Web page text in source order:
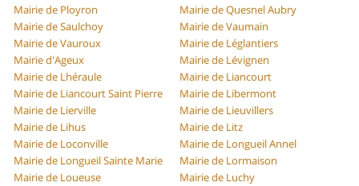
Mairie de Ployron
Mairie de Quesnel Aubry
Mairie de Saulchoy
Mairie de Vaumain
Mairie de Vauroux
Mairie de Léglantiers
Mairie d'Ageux
Mairie de Lévignen
Mairie de Lhéraule
Mairie de Liancourt
Mairie de Liancourt Saint Pierre
Mairie de Libermont
Mairie de Lierville
Mairie de Lieuvillers
Mairie de Lihus
Mairie de Litz
Mairie de Loconville
Mairie de Longueil Annel
Mairie de Longueil Sainte Marie
Mairie de Lormaison
Mairie de Loueuse
Mairie de Luchy